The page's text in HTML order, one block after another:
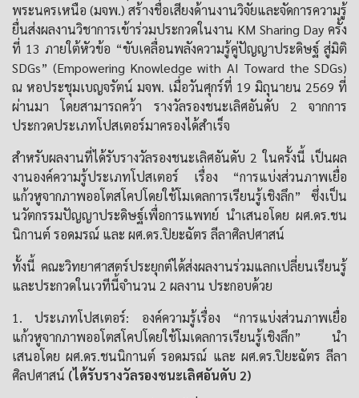
พระนครเหนือ (มจพ.) สร้างชื่อเสียงด้านงานวิจัยและจัดการความรู้
ยื่นส่งผลงานวิชาการเข้าร่วมประกวดในงาน KM Sharing Day ครั้ง
ที่ 13 ภายใต้หัวข้อ “ขับเคลื่อนพลังความรู้คู่ปัญญาประดิษฐ์ สู่มิติ
SDGs” (Empowering Knowledge with AI Toward the SDGs)
ณ หอประชุมเบญจรัตน์ มจพ. เมื่อวันศุกร์ที่ 19 มิถุนายน 2569 ที่
ผ่านมา โดยสามารถคว้า รางวัลรองชนะเลิศอันดับ 2 จากการ
ประกวดประเภทโปสเตอร์มาครองได้สำเร็จ
สำหรับผลงานที่ได้รับรางวัลรองชนะเลิศอันดับ 2 ในครั้งนี้ เป็นผล
งานองค์ความรู้ประเภทโปสเตอร์ เรื่อง “การแบ่งส่วนภาพเยื่อ
แก้วหูจากภาพออโตสโคปโดยใช้โมเดลการเรียนรู้เชิงลึก” ซึ่งเป็น
นวัตกรรมปัญญาประดิษฐ์เพื่อการแพทย์ นำเสนอโดย ผศ.ดร.ชน
นิกานต์ รอดมรณ์ และ ผศ.ดร.ปิยะฉัตร ลีลาศิลปศาสน์
ทั้งนี้ คณะวิทยาศาสตร์ประยุกต์ได้ส่งผลงานร่วมแลกเปลี่ยนเรียนรู้
และประกวดในเวทีนี้จำนวน 2 ผลงาน ประกอบด้วย
1. ประเภทโปสเตอร์: องค์ความรู้เรื่อง “การแบ่งส่วนภาพเยื่อ
แก้วหูจากภาพออโตสโคปโดยใช้โมเดลการเรียนรู้เชิงลึก” นำ
เสนอโดย ผศ.ดร.ชนนิกานต์ รอดมรณ์ และ ผศ.ดร.ปิยะฉัตร ลีลา
ศิลปศาสน์ (ได้รับรางวัลรองชนะเลิศอันดับ 2)